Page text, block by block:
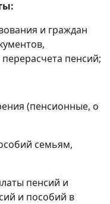
и граждан
пенсий;
(пенсионные, о
семьям,
пенсий и
и пособий в